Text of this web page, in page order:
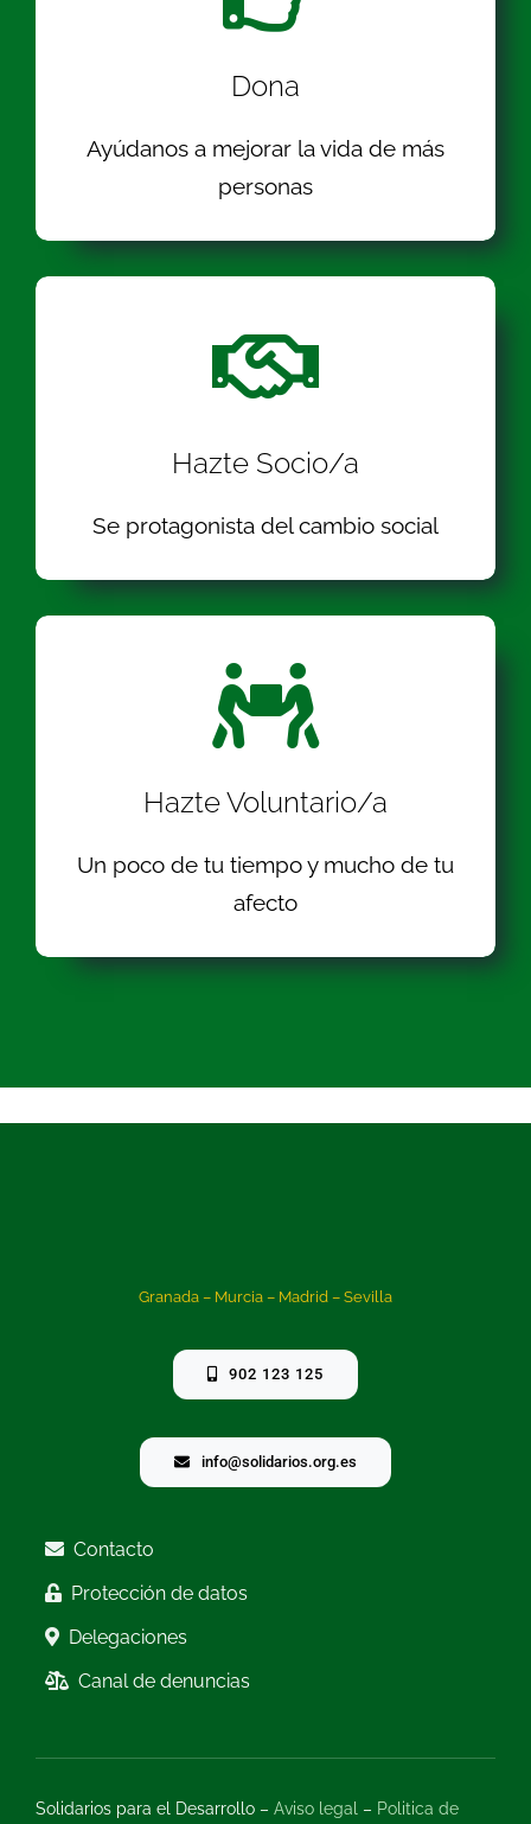
Dona
Ayúdanos a mejorar la vida de más
personas
Hazte Socio/a
Se protagonista del cambio social
Hazte Voluntario/a
Un poco de tu tiempo y mucho de tu
afecto
Granada – Murcia – Madrid – Sevilla
902 123 125
info@solidarios.org.es
Contacto
Protección de datos
Delegaciones
Canal de denuncias
Solidarios para el Desarrollo – Aviso legal – Politica de